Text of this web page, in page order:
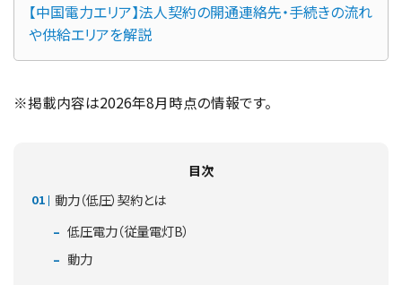
【中国電力エリア】法人契約の開通連絡先・手続きの流れ
や供給エリアを解説
※掲載内容は2026年8月時点の情報です。
目次
動力（低圧）契約とは
低圧電力（従量電灯B）
動力